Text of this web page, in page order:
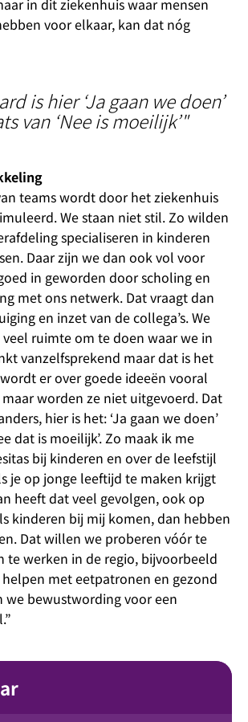
in dit ziekenhuis waar mensen
voor elkaar, kan dat nóg
is hier ‘Ja gaan we doen’
van ‘Nee is moeilijk’"
teams wordt door het ziekenhuis
We staan niet stil. Zo wilden
specialiseren in kinderen
Daar zijn we dan ook vol voor
in geworden door scholing en
met ons netwerk. Dat vraagt dan
en inzet van de collega’s. We
ruimte om te doen waar we in
vanzelfsprekend maar dat is het
er over goede ideeën vooral
worden ze niet uitgevoerd. Dat
hier is het: ‘Ja gaan we doen’
dat is moeilijk’. Zo maak ik me
bij kinderen en over de leefstijl
je op jonge leeftijd te maken krijgt
heeft dat veel gevolgen, ook op
kinderen bij mij komen, dan hebben
Dat willen we proberen vóór te
te werken in de regio, bijvoorbeeld
met eetpatronen en gezond
we bewustwording voor een